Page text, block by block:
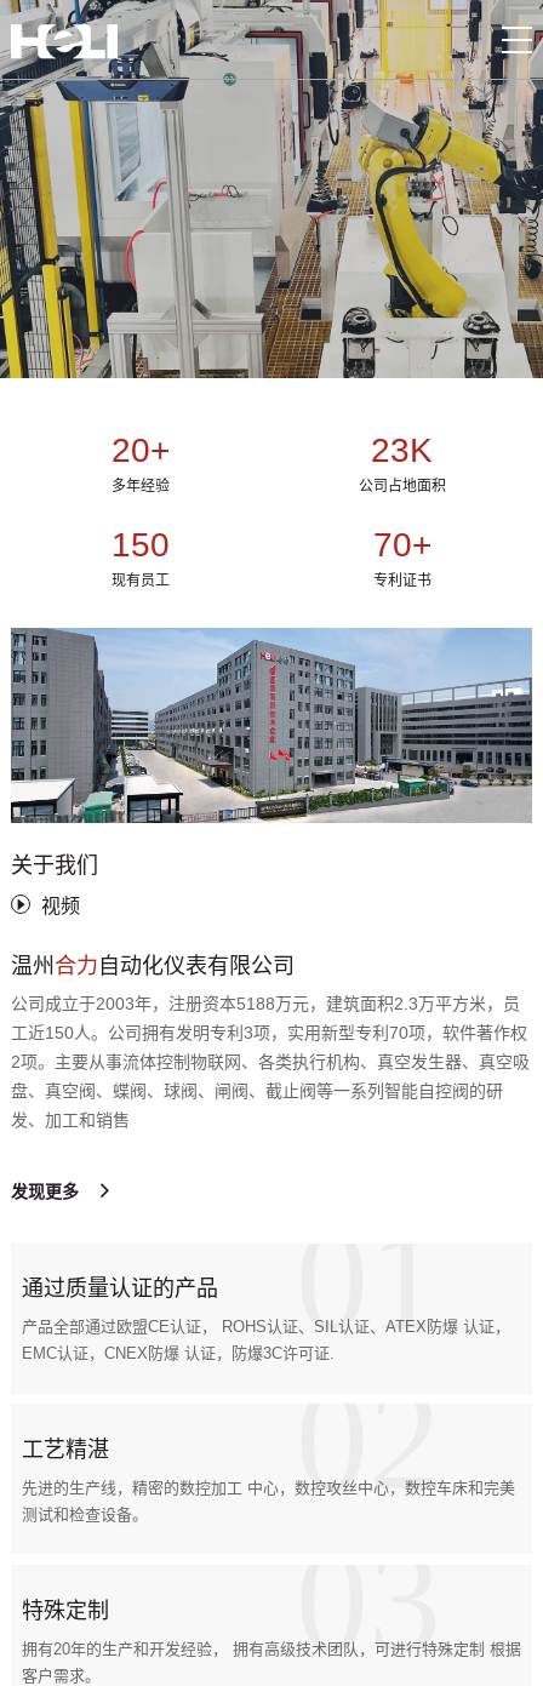
20+
多年经验
23K
公司占地面积
150
现有员工
70+
专利证书
关于我们
视频
温州 合力 自动化仪表有限公司
公司成立于2003年，注册资本5188万元，建筑面积2.3万平方米，员
工近150人。公司拥有发明专利3项，实用新型专利70项，软件著作权
2项。主要从事流体控制物联网、各类执行机构、真空发生器、真空吸
盘、真空阀、蝶阀、球阀、闸阀、截止阀等一系列智能自控阀的研
发、加工和销售
发现更多
01
通过质量认证的产品
产品全部通过欧盟CE认证， ROHS认证、SIL认证、ATEX防爆 认证，
EMC认证，CNEX防爆 认证，防爆3C许可证.
02
工艺精湛
先进的生产线，精密的数控加工 中心，数控攻丝中心，数控车床和完美
测试和检查设备。
03
特殊定制
拥有20年的生产和开发经验， 拥有高级技术团队，可进行特殊定制 根据
客户需求。